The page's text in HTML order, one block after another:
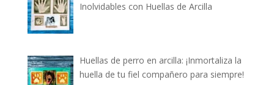
Inolvidables con Huellas de Arcilla
Huellas de perro en arcilla: ¡Inmortaliza la
huella de tu fiel compañero para siempre!